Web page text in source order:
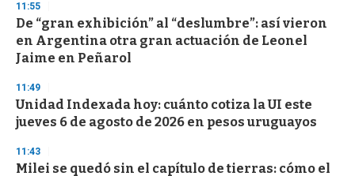
d
s
o
f
3
s
e
c
o
d
s
11:55
De “gran exhibición” al “deslumbre”: así vieron
en Argentina otra gran actuación de Leonel
Jaime en Peñarol
11:49
Unidad Indexada hoy: cuánto cotiza la UI este
jueves 6 de agosto de 2026 en pesos uruguayos
11:43
Milei se quedó sin el capítulo de tierras: cómo el